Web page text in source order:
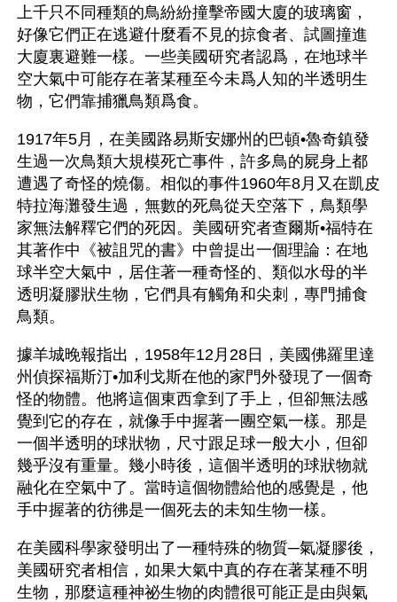
上千只不同種類的鳥紛紛撞擊帝國大廈的玻璃窗，
好像它們正在逃避什麼看不見的掠食者、試圖撞進
大廈裏避難一樣。一些美國研究者認爲，在地球半
空大氣中可能存在著某種至今未爲人知的半透明生
物，它們靠捕獵鳥類爲食。
1917年5月，在美國路易斯安娜州的巴頓•魯奇鎮發
生過一次鳥類大規模死亡事件，許多鳥的屍身上都
遭遇了奇怪的燒傷。相似的事件1960年8月又在凱皮
特拉海灘發生過，無數的死鳥從天空落下，鳥類學
家無法解釋它們的死因。美國研究者查爾斯•福特在
其著作中《被詛咒的書》中曾提出一個理論：在地
球半空大氣中，居住著一種奇怪的、類似水母的半
透明凝膠狀生物，它們具有觸角和尖刺，專門捕食
鳥類。
據羊城晚報指出，1958年12月28日，美國佛羅里達
州偵探福斯汀•加利戈斯在他的家門外發現了一個奇
怪的物體。他將這個東西拿到了手上，但卻無法感
覺到它的存在，就像手中握著一團空氣一樣。那是
一個半透明的球狀物，尺寸跟足球一般大小，但卻
幾乎沒有重量。幾小時後，這個半透明的球狀物就
融化在空氣中了。當時這個物體給他的感覺是，他
手中握著的彷彿是一個死去的未知生物一樣。
在美國科學家發明出了一種特殊的物質─氣凝膠後，
美國研究者相信，如果大氣中真的存在著某種不明
生物，那麼這種神祕生物的肉體很可能正是由與氣